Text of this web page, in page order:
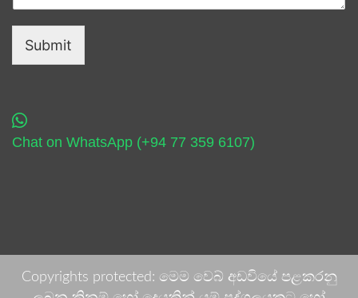
Submit
Chat on WhatsApp (+94 77 359 6107)
Copyrights protected: මෙම වෙබ් අඩවියේ පළකරනු